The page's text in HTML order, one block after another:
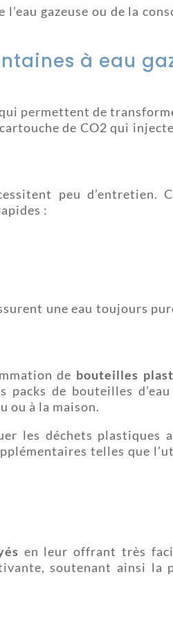
gazeuse ou de la
à eau
permettent de
de CO2 qui
peu d’entretien.
:
une eau toujours
de bouteilles
de bouteilles d’eau
ou à la maison.
les déchets plastiques
telles que
en leur offrant très
soutenant ainsi la